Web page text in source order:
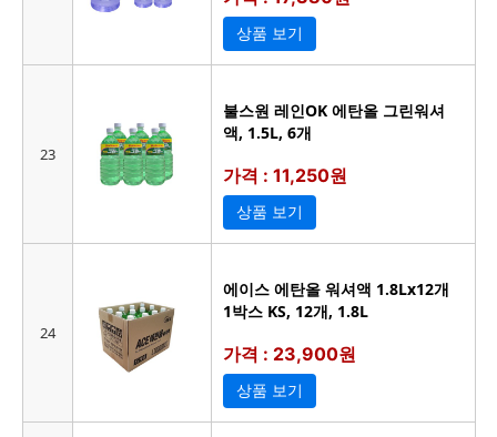
상품 보기
23
불스원 레인OK 에탄올 그린워셔
액, 1.5L, 6개
가격 : 11,250원
상품 보기
24
에이스 에탄올 워셔액 1.8Lx12개
1박스 KS, 12개, 1.8L
가격 : 23,900원
상품 보기